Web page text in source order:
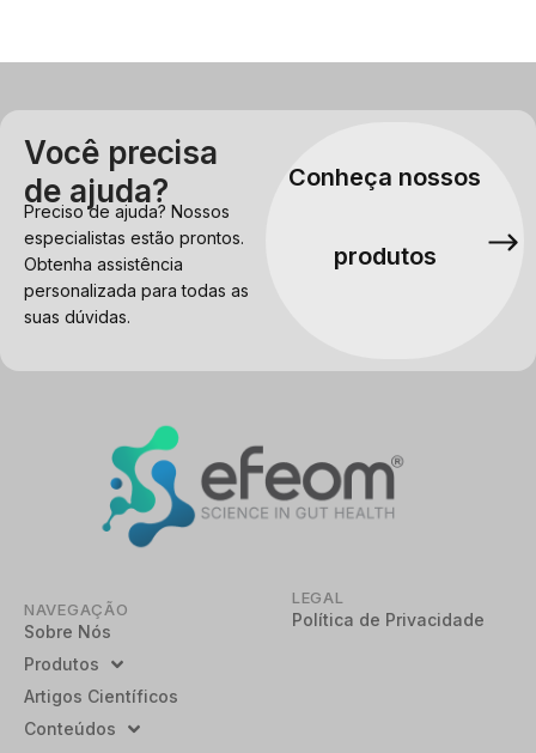
Você precisa
de ajuda?
Preciso de ajuda? Nossos
especialistas estão prontos.
Obtenha assistência
personalizada para todas as
suas dúvidas.
Conheça nossos
produtos
NAVEGAÇÃO
Sobre Nós
Produtos
Artigos Científicos
Conteúdos
LEGAL
Política de Privacidade